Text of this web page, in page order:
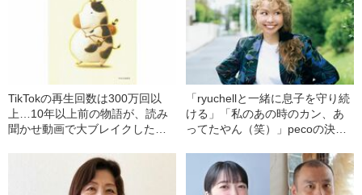
TikTokの再生回数は300万回以
上…10年以上前の物語が、読み
聞かせ動画で大ブレイクしたワ
「ryuchellと一緒に息子を守り続
ける」「私のあの時のカン、あ
ってたやん（笑）」pecoの決意